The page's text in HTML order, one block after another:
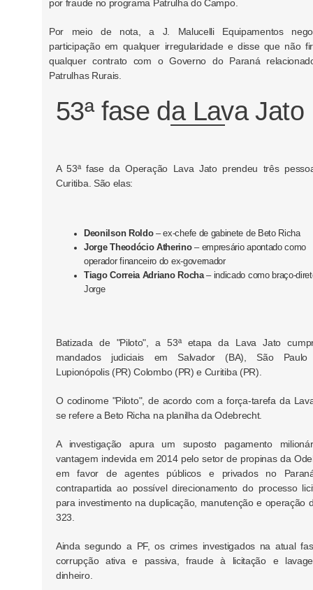
por fraude no programa Patrulha do Campo.
Por meio de nota, a J. Malucelli Equipamentos
participação em qualquer irregularidade e disse que não
qualquer contrato com o Governo do Paraná
Patrulhas Rurais.
53ª fase da Lava Jato
A 53ª fase da Operação Lava Jato prendeu três
Curitiba. São elas:
Deonilson Roldo– ex-chefe de gabinete de Beto Richa
Jorge Theodócio Atherino– empresário apontado como
operador financeiro do ex-governador
Tiago Correia Adriano Rocha– indicado como braço-
Jorge
Batizada de "Piloto", a 53ª etapa da Lava Jato
mandados judiciais em Salvador (BA), São Paulo
Lupionópolis (PR) Colombo (PR) e Curitiba (PR).
O codinome "Piloto", de acordo com a força-tarefa da
se refere a Beto Richa na planilha da Odebrecht.
A investigação apura um suposto pagamento
vantagem indevida em 2014 pelo setor de propinas da
em favor de agentes públicos e privados no
contrapartida ao possível direcionamento do processo
para investimento na duplicação, manutenção e operação
323.
Ainda segundo a PF, os crimes investigados na atual
corrupção ativa e passiva, fraude à licitação e
dinheiro.